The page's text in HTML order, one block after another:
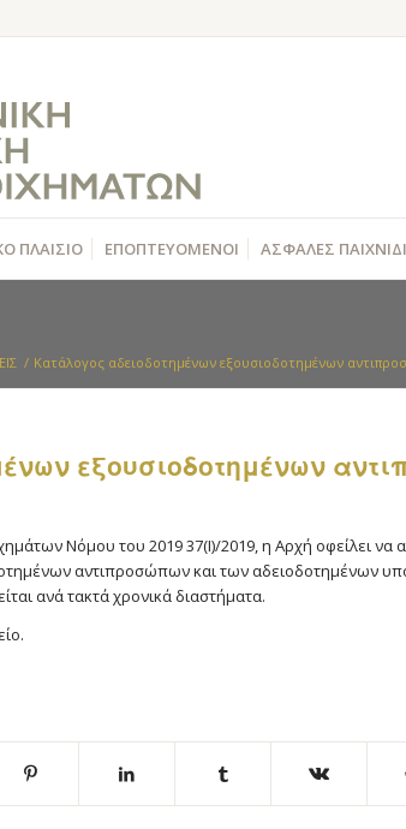
ΠΛΑΙΣΙΟ ΕΠΟΠΤΕΥΟΜΕΝΟΙ ΑΣΦΑΛΕΣ ΠΑΙΧΝΙΔΙ
/ Kατάλογος αδειοδοτημένων εξουσιοδοτημένων
εξουσιοδοτημένων
Νόμου του 2019 37(Ι)/2019, η Αρχή οφείλει να
αντιπροσώπων και των αδειοδοτημένων
ανά τακτά χρονικά διαστήματα.